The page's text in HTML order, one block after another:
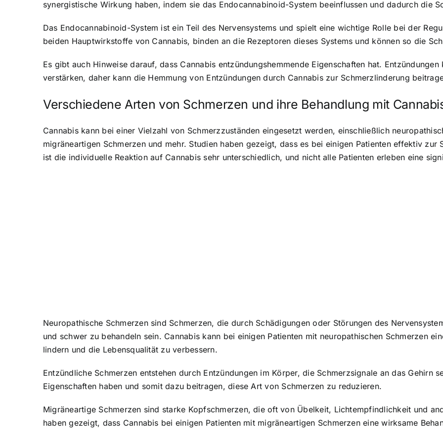
synergistische Wirkung haben, indem sie das Endocannabinoid-System beeinflussen und dadurch die
Das Endocannabinoid-System ist ein Teil des Nervensystems und spielt eine wichtige Rolle bei der
beiden Hauptwirkstoffe von Cannabis, binden an die Rezeptoren dieses Systems und können so die
Es gibt auch Hinweise darauf, dass Cannabis entzündungshemmende Eigenschaften hat.
verstärken, daher kann die Hemmung von Entzündungen durch Cannabis zur Schmerzlinderung
Verschiedene Arten von Schmerzen und ihre Behandlung mit
Cannabis kann bei einer Vielzahl von Schmerzzuständen eingesetzt werden, einschließlich
migräneartigen Schmerzen und mehr. Studien haben gezeigt, dass es bei einigen Patienten effektiv
ist die individuelle Reaktion auf Cannabis sehr unterschiedlich, und nicht alle Patienten erleben eine
Neuropathische Schmerzen sind Schmerzen, die durch Schädigungen oder Störungen des
und schwer zu behandeln sein. Cannabis kann bei einigen Patienten mit neuropathischen Schmerzen
lindern und die Lebensqualität zu verbessern.
Entzündliche Schmerzen entstehen durch Entzündungen im Körper, die Schmerzsignale an das Gehirn
Eigenschaften haben und somit dazu beitragen, diese Art von Schmerzen zu reduzieren.
Migräneartige Schmerzen sind starke Kopfschmerzen, die oft von Übelkeit, Lichtempfindlichkeit und
haben gezeigt, dass Cannabis bei einigen Patienten mit migräneartigen Schmerzen eine wirksame